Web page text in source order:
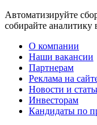
Автоматизируйте
собирайте аналитику
О компании
Наши вакансии
Партнерам
Реклама на
Новости и
Инвесторам
Кандидаты по